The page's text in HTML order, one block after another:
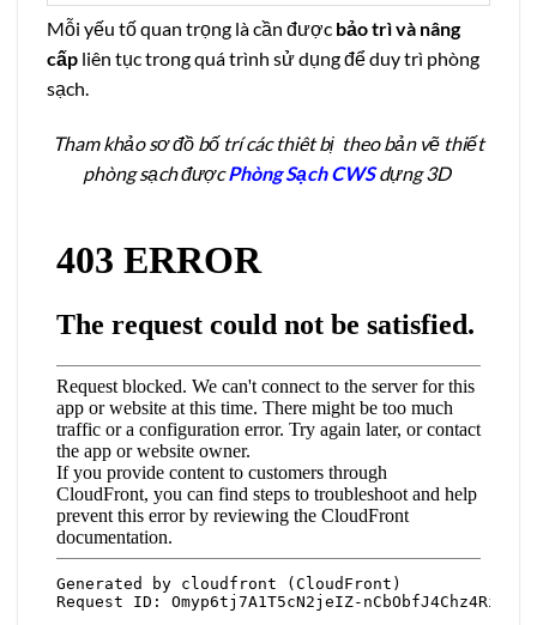
Mỗi yếu tố quan trọng là cần được bảo trì và nâng
cấp liên tục trong quá trình sử dụng để duy trì phòng
sạch.
Tham khảo sơ đồ bố trí các thiêt bị theo bản vẽ thiết
phòng sạch đượcPhòng Sạch CWSdựng 3D